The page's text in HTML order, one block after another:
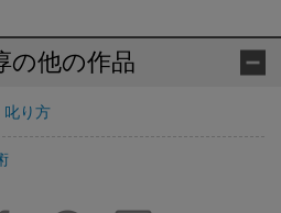
の他の作品
叱り方